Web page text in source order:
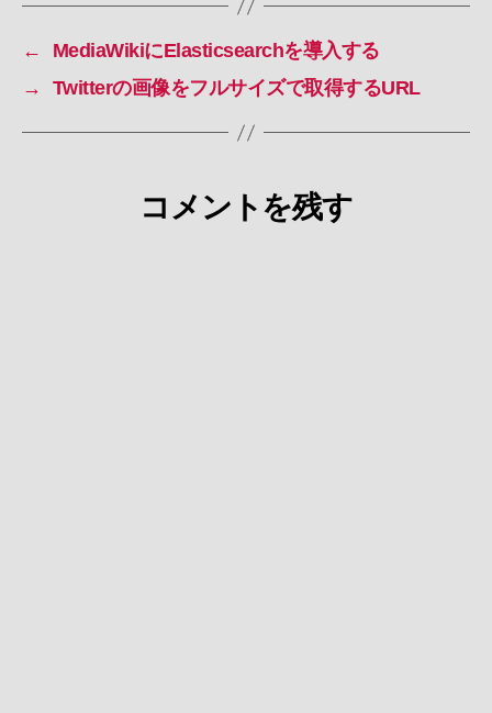
←
MediaWikiにElasticsearchを導入する
→
Twitterの画像をフルサイズで取得するURL
コメントを残す